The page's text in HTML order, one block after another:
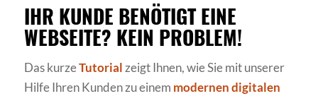
IHR KUNDE BENÖTIGT EINE
WEBSEITE? KEIN PROBLEM!
Das kurzeTutorial zeigt Ihnen, wie Sie mit unserer
Hilfe Ihren Kunden zu einem modernen digitalen